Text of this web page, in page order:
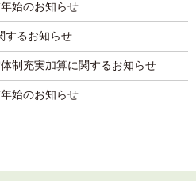
始のお知らせ
するお知らせ
制充実加算に関するお知らせ
始のお知らせ